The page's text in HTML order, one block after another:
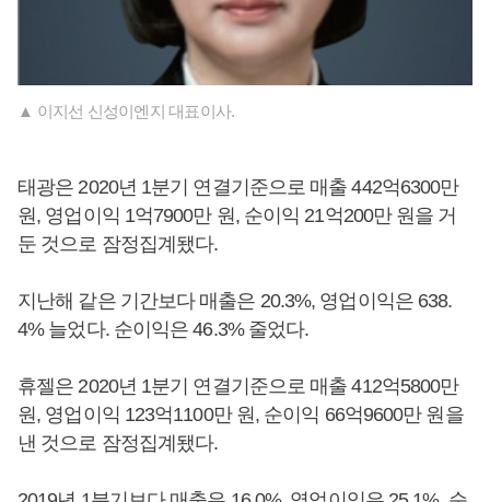
▲ 이지선 신성이엔지 대표이사.
태광은 2020년 1분기 연결기준으로 매출 442억6300만
원, 영업이익 1억7900만 원, 순이익 21억200만 원을 거
둔 것으로 잠정집계됐다.
지난해 같은 기간보다 매출은 20.3%, 영업이익은 638.
4% 늘었다. 순이익은 46.3% 줄었다.
휴젤은 2020년 1분기 연결기준으로 매출 412억5800만
원, 영업이익 123억1100만 원, 순이익 66억9600만 원을
낸 것으로 잠정집계됐다.